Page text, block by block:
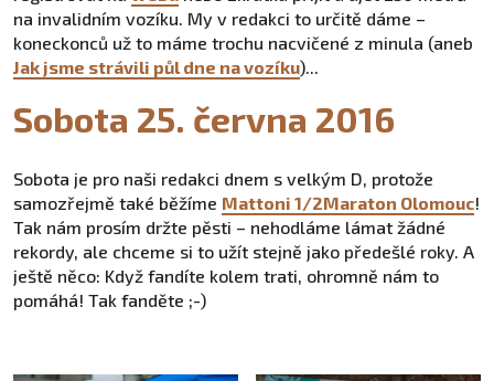
na invalidním vozíku. My v redakci to určitě dáme –
koneckonců už to máme trochu nacvičené z minula (aneb
Jak jsme strávili půl dne na vozíku)...
Sobota 25. června 2016
Sobota je pro naši redakci dnem s velkým D, protože
samozřejmě také běžíme Mattoni 1/2Maraton Olomouc!
Tak nám prosím držte pěsti – nehodláme lámat žádné
rekordy, ale chceme si to užít stejně jako předešlé roky. A
ještě něco: Když fandíte kolem trati, ohromně nám to
pomáhá! Tak fanděte ;-)